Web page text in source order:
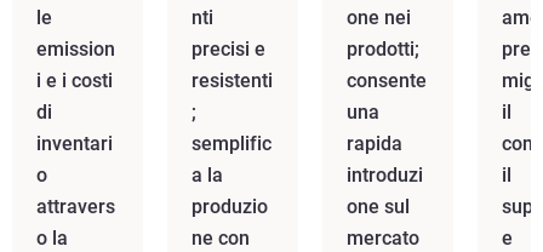
le
emission
i e i costi
di
inventari
o
attravers
o la
nti
precisi e
resistenti
;
semplific
a la
produzio
ne con
one nei
prodotti;
consente
una
rapida
introduzi
one sul
mercato
il
il
e